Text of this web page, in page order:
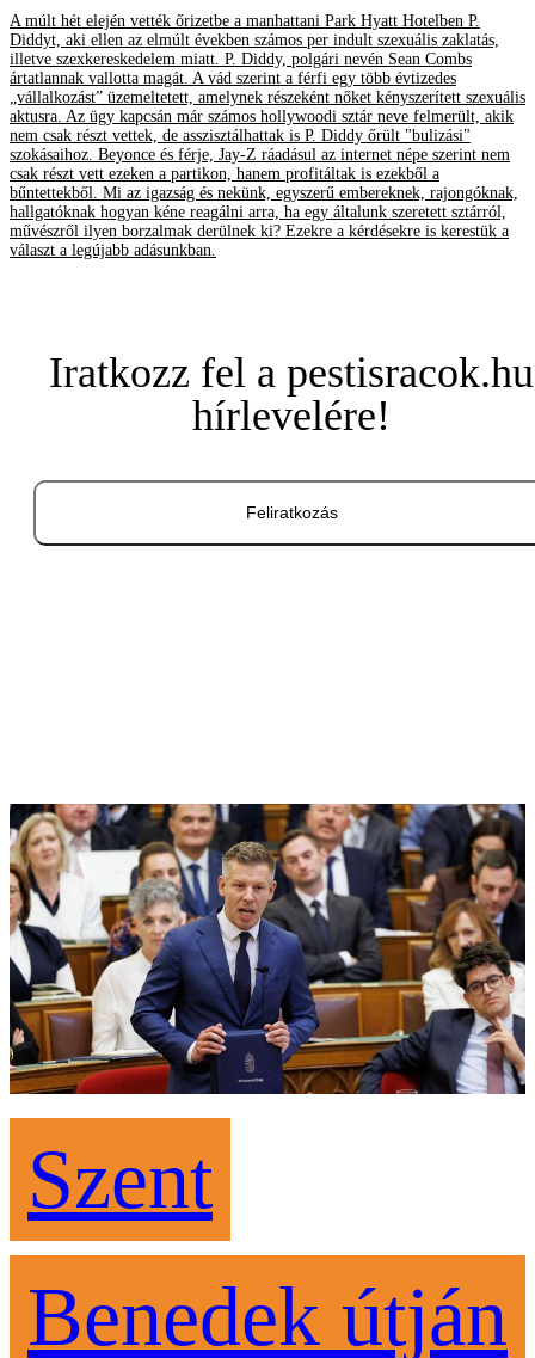
A múlt hét elején vették őrizetbe a manhattani Park Hyatt Hotelben P.
Diddyt, aki ellen az elmúlt években számos per indult szexuális zaklatás,
illetve szexkereskedelem miatt. P. Diddy, polgári nevén Sean Combs
ártatlannak vallotta magát. A vád szerint a férfi egy több évtizedes
„vállalkozást” üzemeltetett, amelynek részeként nőket kényszerített szexuális
aktusra. Az ügy kapcsán már számos hollywoodi sztár neve felmerült, akik
nem csak részt vettek, de asszisztálhattak is P. Diddy őrült "bulizási"
szokásaihoz. Beyonce és férje, Jay-Z ráadásul az internet népe szerint nem
csak részt vett ezeken a partikon, hanem profitáltak is ezekből a
bűntettekből. Mi az igazság és nekünk, egyszerű embereknek, rajongóknak,
hallgatóknak hogyan kéne reagálni arra, ha egy általunk szeretett sztárról,
művészről ilyen borzalmak derülnek ki? Ezekre a kérdésekre is kerestük a
választ a legújabb adásunkban.
Iratkozz fel a pestisracok.hu
hírlevelére!
Feliratkozás
Szent
Benedek útján